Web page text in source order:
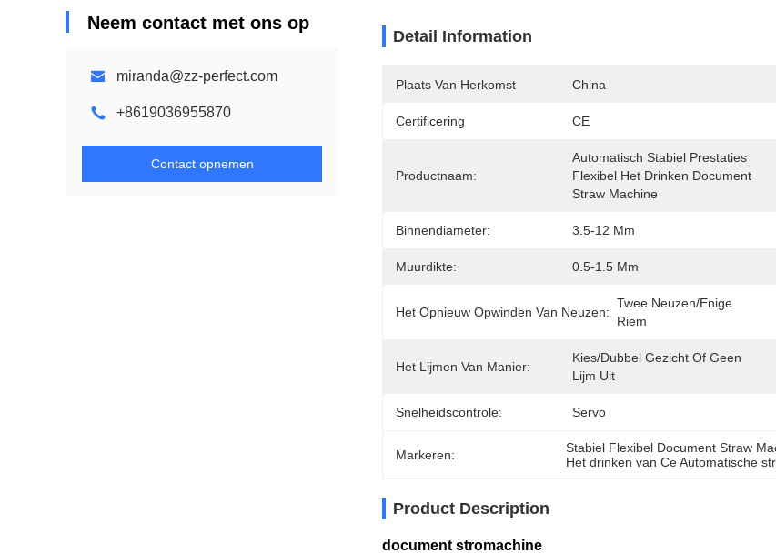
Neem contact met ons op
miranda@zz-perfect.com
+8619036955870
Contact opnemen
Detail Information
Plaats Van Herkomst China
Certificering CE
Productnaam:
Automatisch Stabiel Prestaties
Flexibel Het Drinken Document
Straw Machine
Binnendiameter: 3.5-12 Mm
Muurdikte: 0.5-1.5 Mm
Het Opnieuw Opwinden Van Neuzen:
Twee Neuzen/enige
Riem
Het Lijmen Van Manier:
Kies/Dubbel Gezicht Of Geen
Lijm Uit
Snelheidscontrole: Servo
Markeren: Stabiel Flexibel Document Straw
Het drinken van Ce Automatische
Product Description
document stromachine